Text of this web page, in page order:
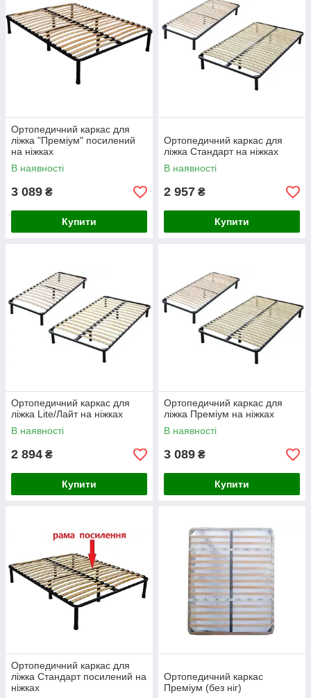
Ортопедичний каркас для
ліжка "Преміум" посилений
на ніжках
В наявності
3 089 ₴
Купити
Ортопедичний каркас для
ліжка Стандарт на ніжках
В наявності
2 957 ₴
Купити
Ортопедичний каркас для
ліжка Lite/Лайт на ніжках
В наявності
2 894 ₴
Купити
Ортопедичний каркас для
ліжка Преміум на ніжках
В наявності
3 089 ₴
Купити
Ортопедичний каркас для
ліжка Стандарт посилений на
ніжках
Ортопедичний каркас
Преміум (без ніг)